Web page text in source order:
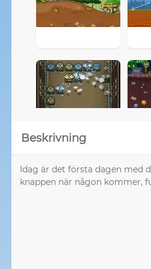
Beskrivning
Idag är det första dagen med
knappen när någon kommer,